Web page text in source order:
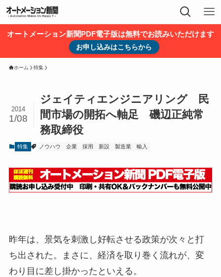
オートメーション新聞PDF電子版は無料でお読みいただけます
お申し込みはこちらから
ホーム 特集
ジェイティエンジニアリング 民
間市場の開拓へ軸足 磯辺正純常
務取締役
2014
1/08
特集 ノウハウ 企業 採用 新設 製造業 輸入
昨年は、景気を刺激し好転させる政策が次々と打
ち出された。まさに、経済を取り巻く流れが、変
わり目に差し掛かったといえる。